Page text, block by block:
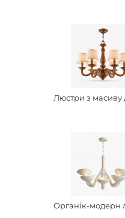
Люстри з масиву
Органік-модерн